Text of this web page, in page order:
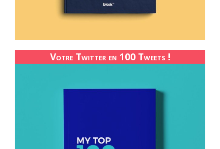
Votre Twitter en 100 Tweets !